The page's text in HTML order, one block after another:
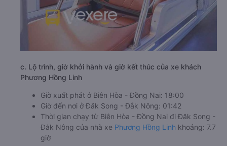
c. Lộ trình, giờ khởi hành và giờ kết thúc của xe khách
Phương Hồng Linh
Giờ xuất phát ở Biên Hòa - Đồng Nai: 18:00
Giờ đến nơi ở Đăk Song - Đắk Nông: 01:42
Thời gian chạy từ Biên Hòa - Đồng Nai đi Đăk Song -
Đắk Nông của nhà xe Phương Hồng Linh khoảng: 7.7
giờ